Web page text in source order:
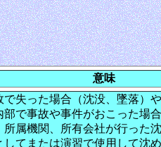
意味
で失った場合（沈没、墜落）
部で事故や事件がおこった場
所属機関、所有会社が行った
してまたは演習で使用して沈